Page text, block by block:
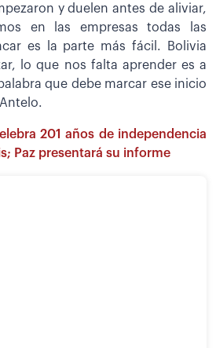
y duelen antes de aliviar,
en las empresas todas las
es la parte más fácil. Bolivia
lo que nos falta aprender es a
que debe marcar ese inicio
201 años de independencia
Paz presentará su informe